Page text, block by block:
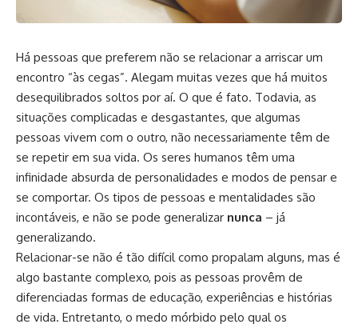
Há pessoas que preferem não se relacionar a arriscar um
encontro “às cegas”. Alegam muitas vezes que há muitos
desequilibrados soltos por aí. O que é fato. Todavia, as
situações complicadas e desgastantes, que algumas
pessoas vivem com o outro, não necessariamente têm de
se repetir em sua vida. Os seres humanos têm uma
infinidade absurda de personalidades e modos de pensar e
se comportar. Os tipos de pessoas e mentalidades são
incontáveis, e não se pode generalizar nunca – já
generalizando.
Relacionar-se não é tão difícil como propalam alguns, mas é
algo bastante complexo, pois as pessoas provêm de
diferenciadas formas de educação, experiências e histórias
de vida. Entretanto, o medo mórbido pelo qual os